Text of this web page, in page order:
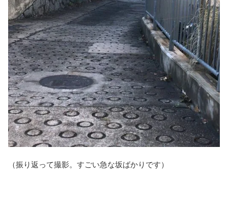
（振り返って撮影。すごい急な坂ばかりです）